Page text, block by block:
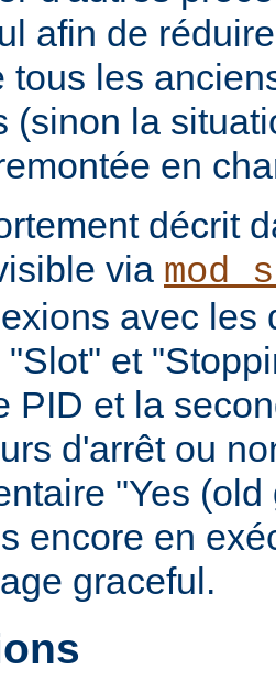
afin de
tous les
(sinon la
en
décrit
via
avec les
et
PID et la
d'arrêt ou
"Yes
encore en
graceful.